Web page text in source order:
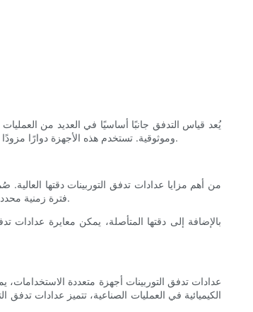
يُعد قياس التدفق جانبًا أساسيًا في العديد من
وموثوقية. تستخدم هذه الأجهزة دوارًا مزودًا بشفرات لقياس معدل تدفق السائل المار عبر الأنبوب. في هذه المقالة، سنستكشف كيف يُمكن لمقاييس تدفق التوربينات تحسين كفاءة العمليات في مختلف الصناعات.
من أهم مزايا عدادات تدفق التوربينات دقتها
فترة زمنية محددة. وبفضل هذه العلاقة المباشرة بين سرعة الدوار ومعدل التدفق، تُوفِّر عدادات تدفق التوربينات قياسات عالية الدقة، مما يجعلها مثالية للتطبيقات التي تتطلب دقة بالغة.
بالإضافة إلى دقتها المتأصلة، يمكن معايرة
عدادات تدفق التوربينات أجهزة متعددة
الكيميائية في العمليات الصناعية، تتميز عدادات